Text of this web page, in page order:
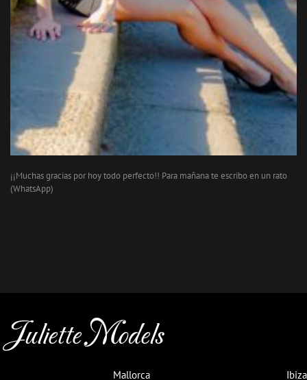
¡¡Muchas gracias por hoy todo perfecto!! Para mañana te escribo en un rato
(WhatsApp)
Juliette Models
Mallorca Ibiza